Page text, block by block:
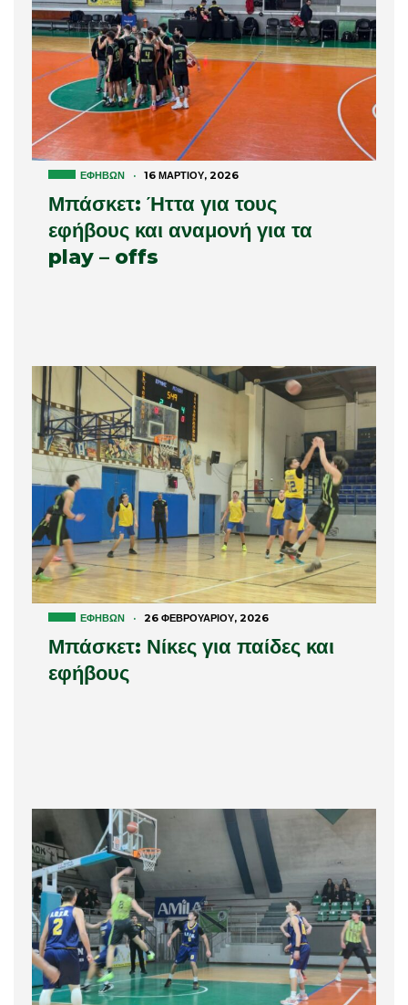
ΕΦΉΒΩΝ · 16 ΜΑΡΤΊΟΥ, 2026
Μπάσκετ: Ήττα για τους
εφήβους και αναμονή για τα
play – offs
ΕΦΉΒΩΝ · 26 ΦΕΒΡΟΥΑΡΊΟΥ, 2026
Μπάσκετ: Νίκες για παίδες και
εφήβους